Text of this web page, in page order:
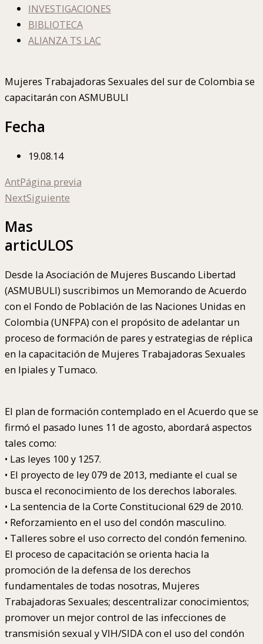
INVESTIGACIONES
BIBLIOTECA
ALIANZA TS LAC
Mujeres Trabajadoras Sexuales del sur de Colombia se
capacitarán con ASMUBULI
Fecha
19.08.14
AntPágina previa
NextSiguiente
Mas
articULOS
Desde la Asociación de Mujeres Buscando Libertad
(ASMUBULI) suscribimos un Memorando de Acuerdo
con el Fondo de Población de las Naciones Unidas en
Colombia (UNFPA) con el propósito de adelantar un
proceso de formación de pares y estrategias de réplica
en la capacitación de Mujeres Trabajadoras Sexuales
en Ipiales y Tumaco.
El plan de formación contemplado en el Acuerdo que se
firmó el pasado lunes 11 de agosto, abordará aspectos
tales como:
• Las leyes 100 y 1257.
• El proyecto de ley 079 de 2013, mediante el cual se
busca el reconocimiento de los derechos laborales.
• La sentencia de la Corte Constitucional 629 de 2010.
• Reforzamiento en el uso del condón masculino.
• Talleres sobre el uso correcto del condón femenino.
El proceso de capacitación se orienta hacia la
promoción de la defensa de los derechos
fundamentales de todas nosotras, Mujeres
Trabajadoras Sexuales; descentralizar conocimientos;
promover un mejor control de las infecciones de
transmisión sexual y VIH/SIDA con el uso del condón